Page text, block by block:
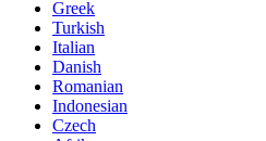
Greek
Turkish
Italian
Danish
Romanian
Indonesian
Czech